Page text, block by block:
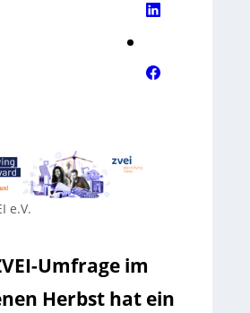
e.V.
Umfrage im
Herbst hat ein